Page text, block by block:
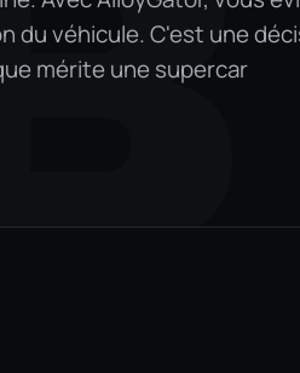
du véhicule. C'est une
mérite une supercar